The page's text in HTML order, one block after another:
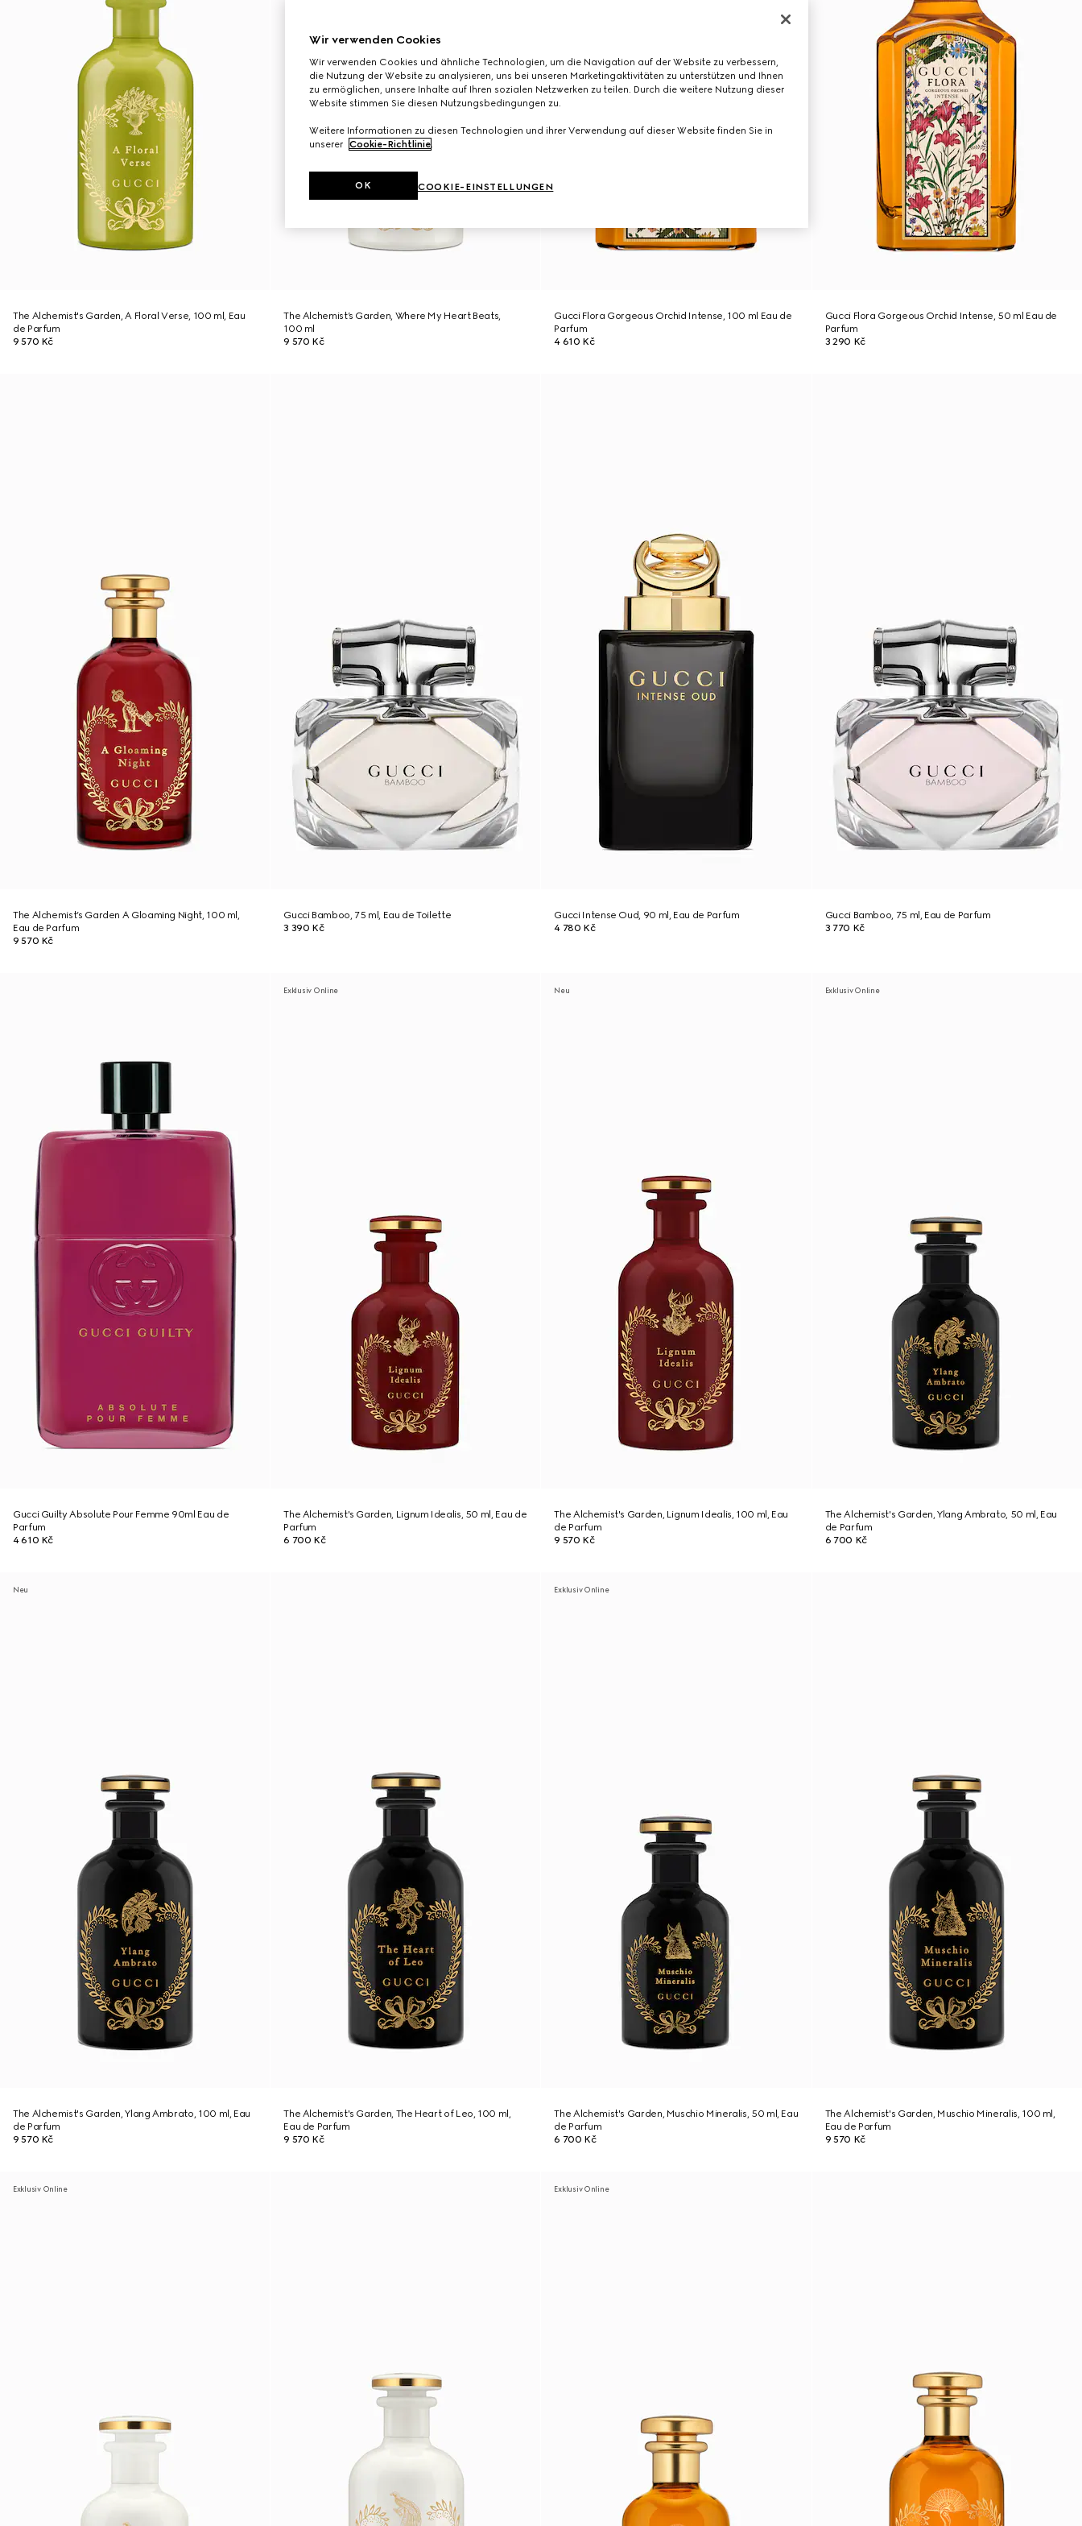
The Alchemist's Garden, A Floral Verse, 100 ml, Eau
de Parfum
9 570 Kč
The Alchemist’s Garden, Where My Heart Beats,
100 ml
9 570 Kč
Gucci Flora Gorgeous Orchid Intense, 100 ml Eau de
Parfum
4 610 Kč
Gucci Flora Gorgeous Orchid Intense, 50 ml Eau de
Parfum
3 290 Kč
The Alchemist’s Garden A Gloaming Night, 100 ml,
Eau de Parfum
9 570 Kč
Gucci Bamboo, 75 ml, Eau de Toilette
3 390 Kč
Gucci Intense Oud, 90 ml, Eau de Parfum
4 780 Kč
Gucci Bamboo, 75 ml, Eau de Parfum
3 770 Kč
Gucci Guilty Absolute Pour Femme 90ml Eau de
Parfum
4 610 Kč
Exklusiv Online
The Alchemist's Garden, Lignum Idealis, 50 ml, Eau de
Parfum
6 700 Kč
Neu
The Alchemist's Garden, Lignum Idealis, 100 ml, Eau
de Parfum
9 570 Kč
Exklusiv Online
The Alchemist's Garden, Ylang Ambrato, 50 ml, Eau
de Parfum
6 700 Kč
Neu
The Alchemist's Garden, Ylang Ambrato, 100 ml, Eau
de Parfum
9 570 Kč
The Alchemist's Garden, The Heart of Leo, 100 ml,
Eau de Parfum
9 570 Kč
Exklusiv Online
The Alchemist's Garden, Muschio Mineralis, 50 ml, Eau
de Parfum
6 700 Kč
The Alchemist's Garden, Muschio Mineralis, 100 ml,
Eau de Parfum
9 570 Kč
Exklusiv Online Exklusiv Online
Wir verwenden Cookies
Wir verwenden Cookies und ähnliche Technologien, um die Navigation auf der Website zu verbessern,
die Nutzung der Website zu analysieren, uns bei unseren Marketingaktivitäten zu unterstützen und Ihnen
zu ermöglichen, unsere Inhalte auf Ihren sozialen Netzwerken zu teilen. Durch die weitere Nutzung dieser
Website stimmen Sie diesen Nutzungsbedingungen zu.
Weitere Informationen zu diesen Technologien und ihrer Verwendung auf dieser Website finden Sie in
unserer Cookie-Richtlinie.
COOKIE-EINSTELLUNGEN
OK